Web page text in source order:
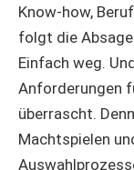
Know-how,
folgt die
Einfach weg.
Anforderungen
überrascht.
Machtspielen